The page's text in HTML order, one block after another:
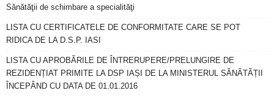
Sănătăţii de schimbare a specialităţi
LISTA CU CERTIFICATELE DE CONFORMITATE CARE SE POT
RIDICA DE LA D.S.P. IASI
LISTA CU APROBĂRILE DE ÎNTRERUPERE/PRELUNGIRE DE
REZIDENȚIAT PRIMITE LA DSP IAȘI DE LA MINISTERUL SĂNĂTĂȚII
ÎNCEPÂND CU DATA DE 01.01.2016